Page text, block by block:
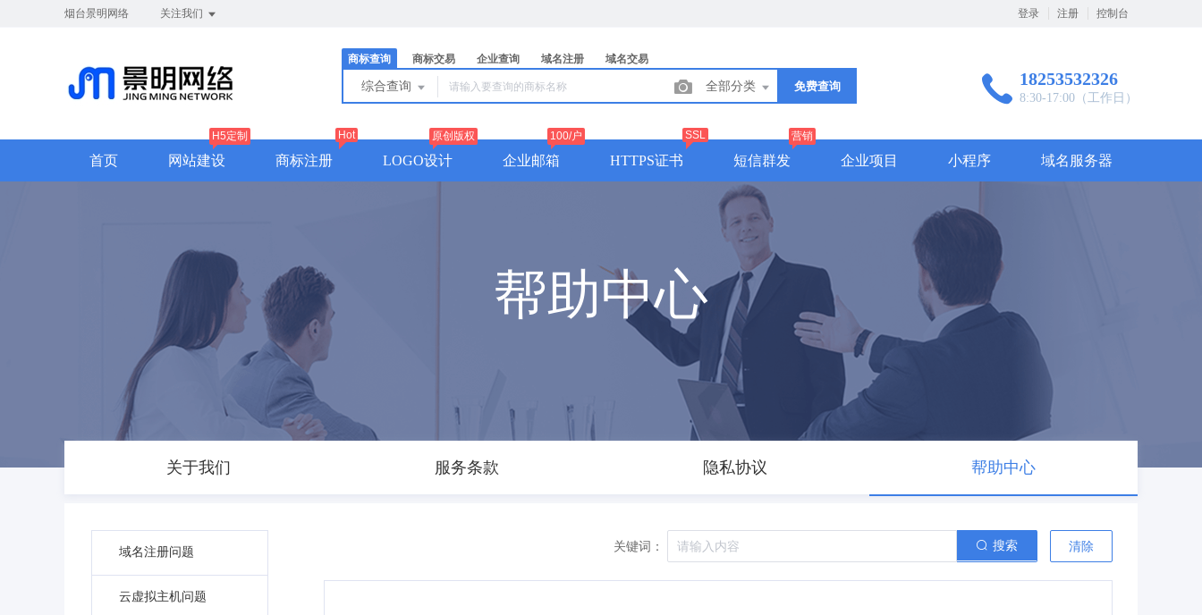
烟台景明网络 关注我们 登录 注册 控制台
商标查询 商标交易 企业查询 域名注册 域名交易
综合查询 全部分类 免费查询 18253532326
8:30-17:00（工作日）
首页 网站建设
H5定制
商标注册
Hot
LOGO设计
原创版权
企业邮箱
100/户
HTTPS证书
SSL
短信群发
营销
企业项目 小程序 域名服务器
帮助中心
关于我们 服务条款 隐私协议 帮助中心
域名注册问题
云虚拟主机问题
关键词： 搜索 清除